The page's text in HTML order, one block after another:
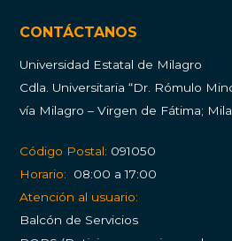
CONTÁCTANOS
Universidad Estatal de Milagro
Cdla. Universitaria “Dr. Rómulo
vía Milagro – Virgen de Fátima;
Código Postal: 091050
Horario:
08:00 a 17:00
Atención al usuario:
Balcón de Servicios